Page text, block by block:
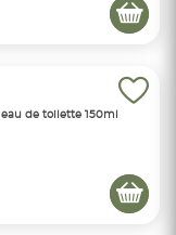
de toilette 150ml